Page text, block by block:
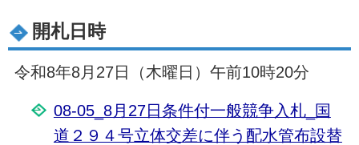
開札日時
令和8年8月27日（木曜日）午前10時20分
08-05_8月27日条件付一般競争入札_国
道２９４号立体交差に伴う配水管布設替